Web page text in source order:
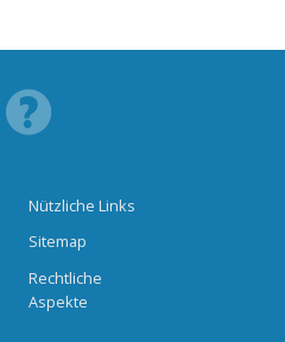
Nützliche Links
Sitemap
Rechtliche
Aspekte